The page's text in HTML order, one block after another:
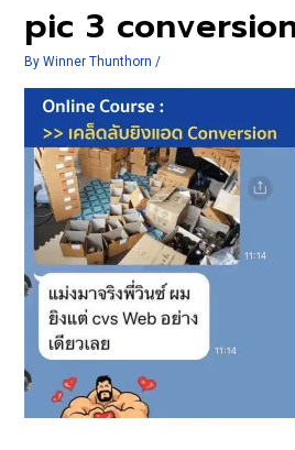
pic 3
ByWinner Thunthorn/